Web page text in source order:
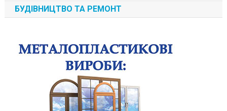
БУДІВНИЦТВО ТА РЕМОНТ